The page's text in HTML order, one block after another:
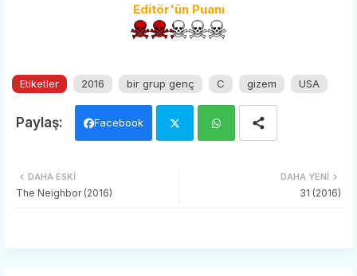
Editör'ün Puanı
Etiketler 2016 bir grup genç C gizem USA
Facebook
DAHA YENI
31 (2016)
DAHA ESKI
The Neighbor (2016)